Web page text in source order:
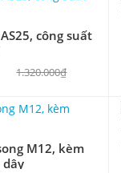
công suất
1.320.000₫
M12, kèm
dây